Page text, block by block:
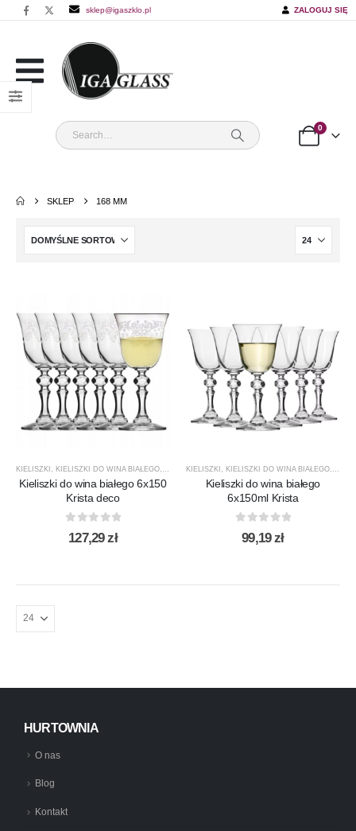
sklep@igaszklo.pl ZALOGUJ SIĘ
0
SKLEP 168 MM
KIELISZKI , KIELISZKI DO WINA BIAŁEGO, KRISTA DECO , KROSNO GLASS ,PREZENTY,
Kieliszki do wina białego 6x150
Krista deco
out of 5
127,29zł
KIELISZKI , KIELISZKI DO WINA BIAŁEGO,
Kieliszki do wina białego
6x150ml Krista
out of 5
99,19zł
HURTOWNIA
O nas
Blog
Kontakt